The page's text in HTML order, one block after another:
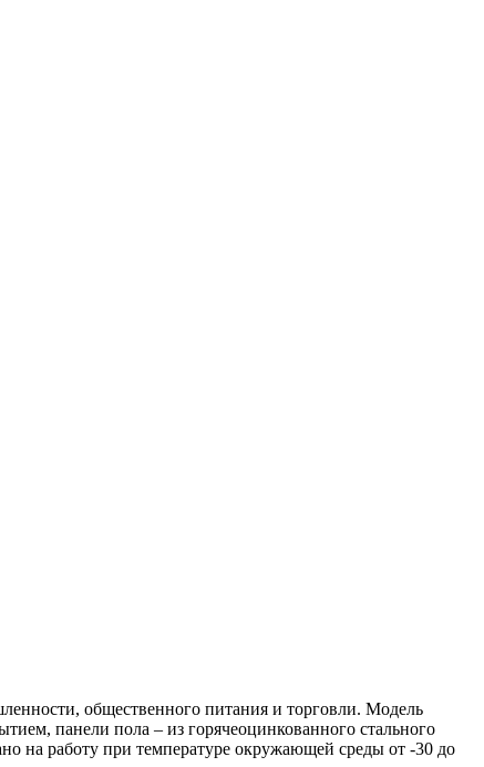
общественного питания и торговли. Модель
панели пола – из горячеоцинкованного стального
на работу при температуре окружающей среды от -30 до